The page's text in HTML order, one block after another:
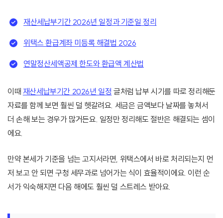
재산세납부기간 2026년 일정과 기준일 정리
위택스 환급계좌 미등록 해결법 2026
연말정산세액공제 한도와 환급액 계산법
이때 재산세납부기간 2026년 일정 글처럼 납부 시기를 따로 정리해둔
자료를 함께 보면 훨씬 덜 헷갈려요. 세금은 금액보다 날짜를 놓쳐서
더 손해 보는 경우가 많거든요. 일정만 정리해도 절반은 해결되는 셈이
에요.
만약 본세가 기준을 넘는 고지서라면, 위택스에서 바로 처리되는지 먼
저 보고 안 되면 구청 세무과로 넘어가는 식이 효율적이에요. 이런 순
서가 익숙해지면 다음 해에도 훨씬 덜 스트레스 받아요.